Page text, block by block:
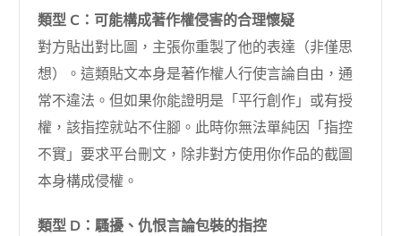
類型 C：可能構成著作權侵害的合理懷疑
對方貼出對比圖，主張你重製了他的表達（非僅思
想）。這類貼文本身是著作權人行使言論自由，通
常不違法。但如果你能證明是「平行創作」或有授
權，該指控就站不住腳。此時你無法單純因「指控
不實」要求平台刪文，除非對方使用你作品的截圖
本身構成侵權。
類型 D：騷擾、仇恨言論包裝的指控